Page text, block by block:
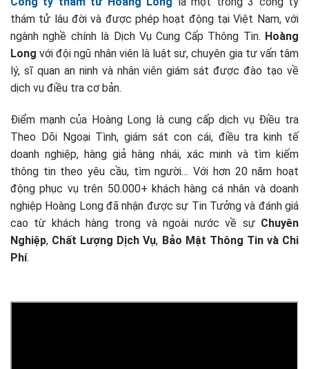
thám tử lâu đời và được phép hoạt động tại Việt Nam, với
ngành nghề chính là Dịch Vụ Cung Cấp Thông Tin. Hoàng
Long với đội ngũ nhân viên là luật sư, chuyên gia tư vấn tâm
lý, sĩ quan an ninh và nhân viên giám sát được đào tạo về
dịch vụ điều tra cơ bản.
Điểm mạnh của Hoàng Long là cung cấp dịch vụ Điều tra
Theo Dõi Ngoại Tình, giám sát con cái, điều tra kinh tế
doanh nghiệp, hàng giả hàng nhái, xác minh và tìm kiếm
thông tin theo yêu cầu, tìm người… Với hơn 20 năm hoạt
động phục vụ trên 50.000+ khách hàng cá nhân và doanh
nghiệp Hoàng Long đã nhận được sự Tin Tưởng và đánh giá
cao từ khách hàng trong và ngoài nước về sự Chuyên
Nghiệp, Chất Lượng Dịch Vụ, Bảo Mật Thông Tin và Chi
Phí.